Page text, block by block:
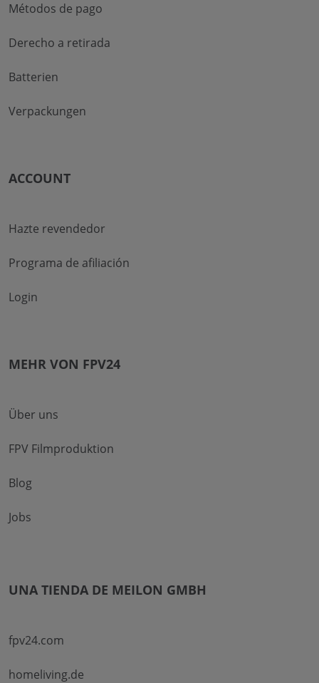
Métodos de pago
Derecho a retirada
Batterien
Verpackungen
ACCOUNT
Hazte revendedor
Programa de afiliación
Login
MEHR VON FPV24
Über uns
FPV Filmproduktion
Blog
Jobs
UNA TIENDA DE MEILON GMBH
fpv24.com
homeliving.de